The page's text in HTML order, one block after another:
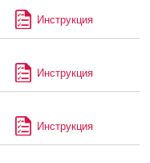
Инструкция
Инструкция
Инструкция